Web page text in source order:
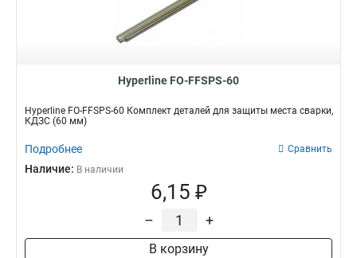
Hyperline FO-FFSPS-60
Hyperline FO-FFSPS-60 Комплект деталей для защиты места сварки,
КДЗС (60 мм)
Подробнее Сравнить
Наличие: В наличии
6,15 ₽
– +
В корзину